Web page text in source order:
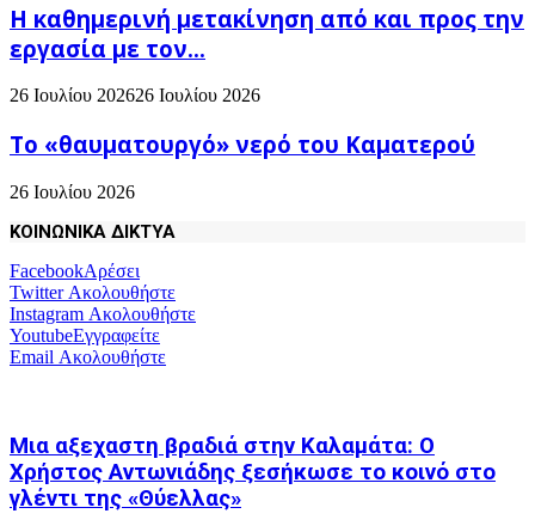
H καθημερινή μετακίνηση από και προς την
εργασία με τον...
26 Ιουλίου 202626 Ιουλίου 2026
Το «θαυματουργό» νερό του Καματερού
26 Ιουλίου 2026
ΚΟΙΝΩΝΙΚΑ ΔΙΚΤΥΑ
FacebookΑρέσει
TwitterΑκολουθήστε
Instagram Ακολουθήστε
YoutubeΕγγραφείτε
Email Ακολουθήστε
Μια αξεχαστη βραδιά στην Καλαμάτα: Ο
Χρήστος Αντωνιάδης ξεσήκωσε το κοινό στο
γλέντι της «Θύελλας»